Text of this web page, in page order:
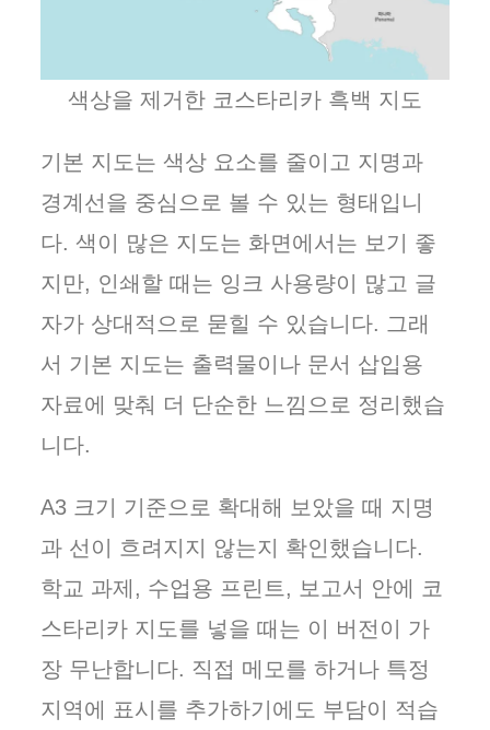
색상을 제거한 코스타리카 흑백 지도
기본 지도는 색상 요소를 줄이고 지명과
경계선을 중심으로 볼 수 있는 형태입니
다. 색이 많은 지도는 화면에서는 보기 좋
지만, 인쇄할 때는 잉크 사용량이 많고 글
자가 상대적으로 묻힐 수 있습니다. 그래
서 기본 지도는 출력물이나 문서 삽입용
자료에 맞춰 더 단순한 느낌으로 정리했습
니다.
A3 크기 기준으로 확대해 보았을 때 지명
과 선이 흐려지지 않는지 확인했습니다.
학교 과제, 수업용 프린트, 보고서 안에 코
스타리카 지도를 넣을 때는 이 버전이 가
장 무난합니다. 직접 메모를 하거나 특정
지역에 표시를 추가하기에도 부담이 적습